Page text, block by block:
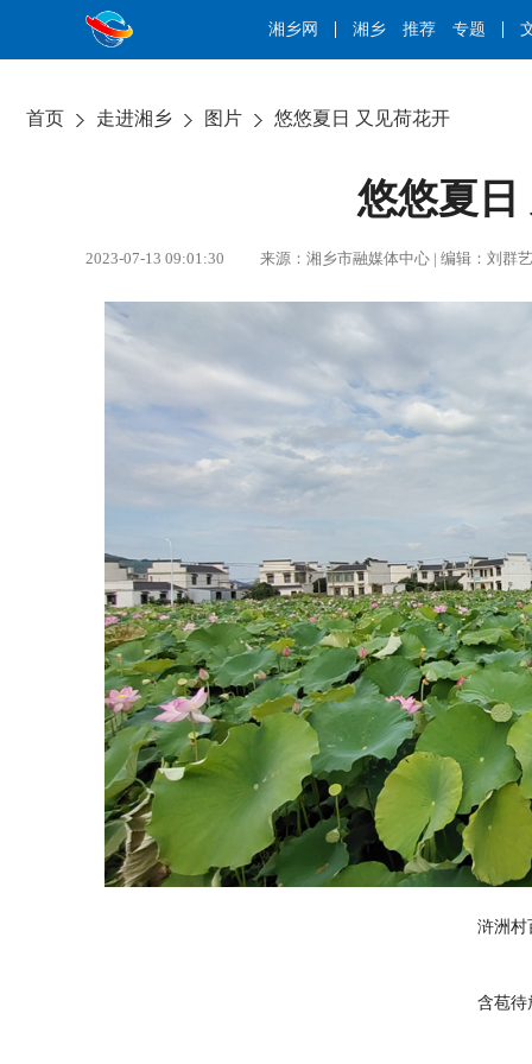
湘乡网 湘乡 推荐 专题
首页 走进湘乡 图片 悠悠夏日 又见荷花开
悠悠夏日
2023-07-13 09:01:30 来源：湘乡市融媒体中心 | 编辑：刘
浒洲村
含苞待